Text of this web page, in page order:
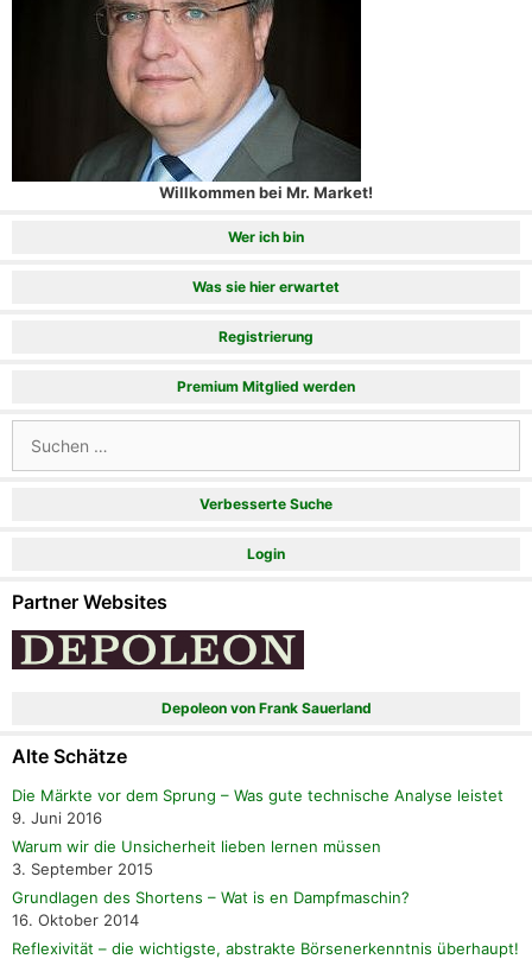
Willkommen bei Mr. Market!
Wer ich bin
Was sie hier erwartet
Registrierung
Premium Mitglied werden
nach:
Verbesserte Suche
Login
Partner Websites
Depoleon von Frank Sauerland
Alte Schätze
Die Märkte vor dem Sprung – Was gute technische Analyse leistet
9. Juni 2016
Warum wir die Unsicherheit lieben lernen müssen
3. September 2015
Grundlagen des Shortens – Wat is en Dampfmaschin?
16. Oktober 2014
Reflexivität – die wichtigste, abstrakte Börsenerkenntnis überhaupt!